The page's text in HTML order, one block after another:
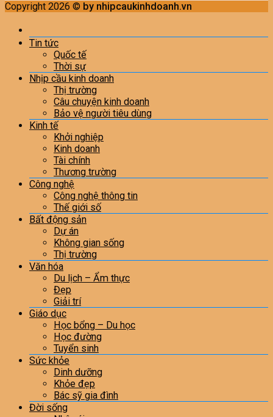
Copyright 2026 © by nhipcaukinhdoanh.vn
Tin tức
Quốc tế
Thời sự
Nhịp cầu kinh doanh
Thị trường
Câu chuyện kinh doanh
Bảo vệ người tiêu dùng
Kinh tế
Khởi nghiệp
Kinh doanh
Tài chính
Thương trường
Công nghệ
Công nghệ thông tin
Thế giới số
Bất động sản
Dự án
Không gian sống
Thị trường
Văn hóa
Du lịch – Ẩm thực
Đẹp
Giải trí
Giáo dục
Học bổng – Du học
Học đường
Tuyển sinh
Sức khỏe
Dinh dưỡng
Khỏe đẹp
Bác sỹ gia đình
Đời sống